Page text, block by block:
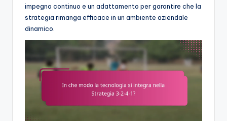
impegno continuo e un adattamento per garantire che la
strategia rimanga efficace in un ambiente aziendale
dinamico.